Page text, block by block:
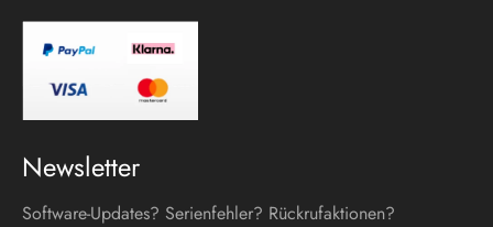
Newsletter
Software-Updates? Serienfehler? Rückrufaktionen?